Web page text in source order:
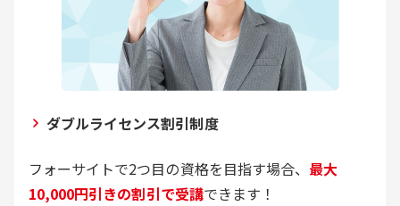
ダブルライセンス割引制度
フォーサイトで2つ目の資格を目指す場合、 最大
10,000円引きの割引で受講できます！